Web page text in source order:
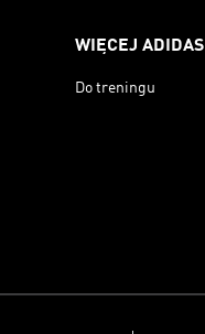
WIĘCEJ ADIDAS
Do treningu